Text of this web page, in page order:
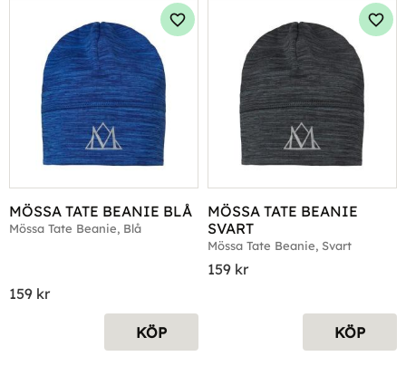
MÖSSA TATE BEANIE BLÅ
Mössa Tate Beanie, Blå
159 kr
Lägg till i favoriter
KÖP
MÖSSA TATE BEANIE
SVART
Mössa Tate Beanie, Svart
159 kr
KÖP